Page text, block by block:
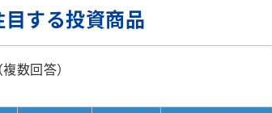
する投資商品
（複数回答）